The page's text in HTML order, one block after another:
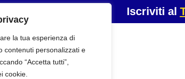
Iscriviti al
la tua esperienza di
contenuti personalizzati e
“Accetta tutti”,
cookie.